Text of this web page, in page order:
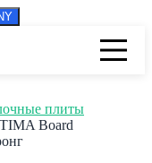
плиты
Board